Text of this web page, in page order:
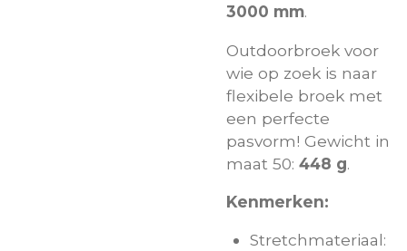
3000 mm.
Outdoorbroek voor
wie op zoek is naar
flexibele broek met
een perfecte
pasvorm! Gewicht in
maat 50: 448 g.
Kenmerken:
Stretchmateriaal: